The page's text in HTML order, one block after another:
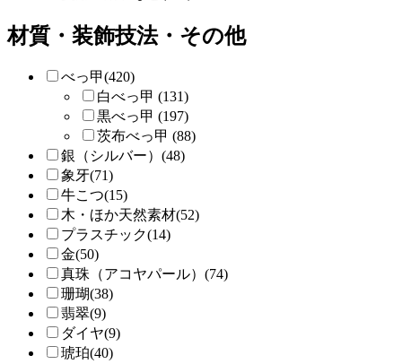
材質・装飾技法・その他
べっ甲(420)
白べっ甲 (131)
黒べっ甲 (197)
茨布べっ甲 (88)
銀（シルバー）(48)
象牙(71)
牛こつ(15)
木・ほか天然素材(52)
プラスチック(14)
金(50)
真珠（アコヤパール）(74)
珊瑚(38)
翡翠(9)
ダイヤ(9)
琥珀(40)